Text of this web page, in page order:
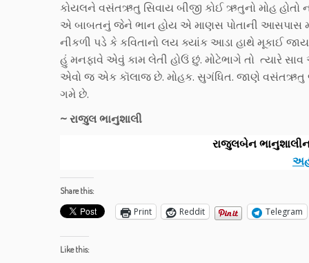
કોયલને વસંતઋતુ સિવાય બીજી કોઈ ઋતુનો મોહ હોતો
એ બાબતનું જેને ભાન હોય એ માણસ પોતાની આસપાસ
નીકળી પડે કે કવિતાનો લય ક્યાંક આડા હાથે મૂકાઈ
હું મનફાવે એવું કામ લેતી હોઉં છું. મોટેભાગે તો ત્યારે
એવો જ એક કૉલાજ છે. મોહક. સુગંધિત. જાણે વસંતઋતુ
ગમે છે.
~ રાજુલ ભાનુશાલી
રાજુલબેન
Share this:
Print Reddit Telegram
Like this: